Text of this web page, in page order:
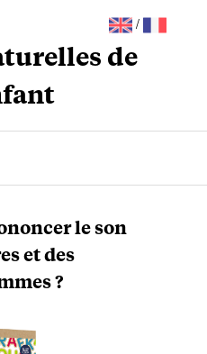
/
de
le son
et des
?